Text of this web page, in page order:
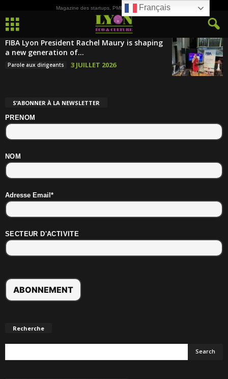
Magazine des startups, PME, ETI et de la Culture
FIBA Lyon President Rachel Maury is shaping
a new generation of...
Parole aux dirigeants 3 JUILLET 2026
S’ABONNER À LA NEWSLETTER
PRENOM
NOM
Adresse Email*
SECTEUR D'ACTIVITE
Recherche
Français